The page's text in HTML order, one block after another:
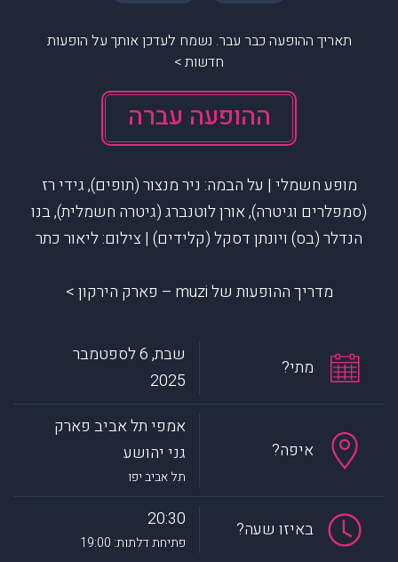
תאריך ההופעה כבר עבר. נשמח לעדכן אותך על הופעות
חדשות >
ההופעה עברה
מופע חשמלי | על הבמה: ניר מנצור (תופים), גידי רז
(סמפלרים וגיטרה), אורן לוטנברג (גיטרה חשמלית), בנו
הנדלר (בס) ויונתן דסקל (קלידים) | צילום: ליאור כתר
מדריך ההופעות של muzi – פארק הירקון >
מתי?
שבת, 6 לספטמבר
2025
איפה?
אמפי תל אביב פארק
גני יהושע
תל אביב יפו
באיזו שעה? 20:30
פתיחת דלתות: 19:00